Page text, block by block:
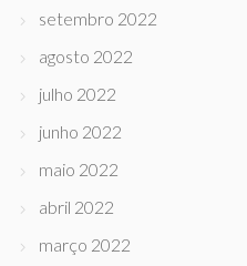
setembro 2022
agosto 2022
julho 2022
junho 2022
maio 2022
abril 2022
março 2022